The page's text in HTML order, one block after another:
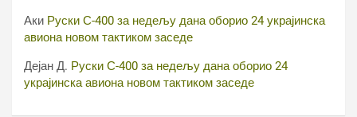
Аки Руски С-400 за недељу дана оборио 24 украјинска
авиона новом тактиком заседе
Дејан Д. Руски С-400 за недељу дана оборио 24
украјинска авиона новом тактиком заседе